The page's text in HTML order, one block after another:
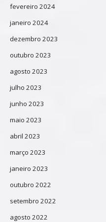
fevereiro 2024
janeiro 2024
dezembro 2023
outubro 2023
agosto 2023
julho 2023
junho 2023
maio 2023
abril 2023
março 2023
janeiro 2023
outubro 2022
setembro 2022
agosto 2022